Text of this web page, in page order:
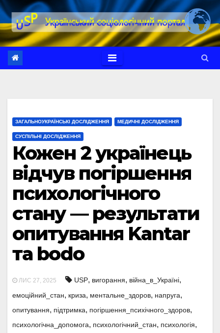
Перейти
до
вмісту
ЗАГАЛЬНОУКРАЇНСЬКІ ДОСЛІДЖЕННЯ МЕДИЧНІ ДОСЛІДЖЕННЯ
СУСПІЛЬНІ ДОСЛІДЖЕННЯ
Кожен 2 українець
відчув погіршення
психологічного
стану — результати
опитування Kantar
та bodo
ЛИС 27, 2025 USP, вигорання, війна_в_Україні,
емоційний_стан, криза, ментальне_здоров, напруга,
опитування, підтримка, погіршення_психічного_здоров,
психологічна_допомога, психологічний_стан, психологія,